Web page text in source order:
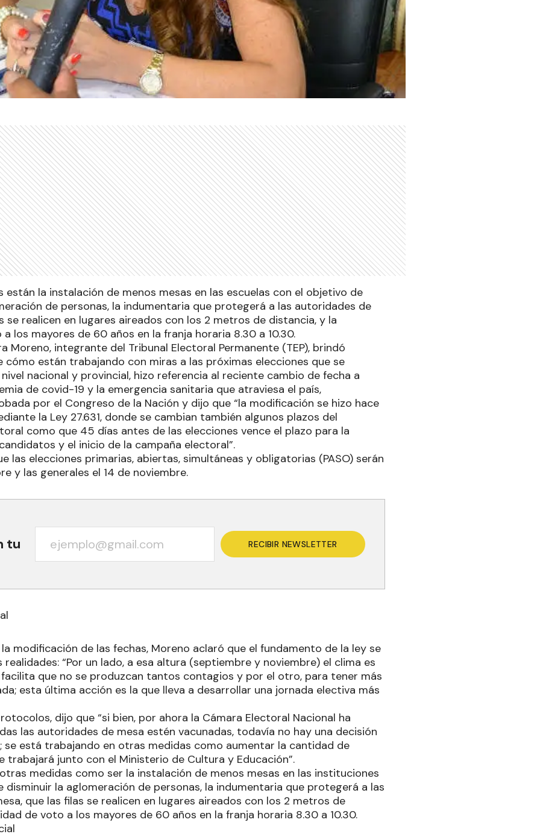
están la instalación de menos mesas en las escuelas con el objetivo de
de personas, la indumentaria que protegerá a las autoridades de
se realicen en lugares aireados con los 2 metros de distancia, y la
los mayores de 60 años en la franja horaria 8.30 a 10.30.
Moreno, integrante del Tribunal Electoral Permanente (TEP), brindó
cómo están trabajando con miras a las próximas elecciones que se
nacional y provincial, hizo referencia al reciente cambio de fecha a
de covid-19 y la emergencia sanitaria que atraviesa el país,
por el Congreso de la Nación y dijo que “la modificación se hizo hace
la Ley 27.631, donde se cambian también algunos plazos del
como que 45 días antes de las elecciones vence el plazo para la
y el inicio de la campaña electoral”.
las elecciones primarias, abiertas, simultáneas y obligatorias (PASO) serán
y las generales el 14 de noviembre.
tu RECIBIR NEWSLETTER
modificación de las fechas, Moreno aclaró que el fundamento de la ley se
realidades: “Por un lado, a esa altura (septiembre y noviembre) el clima es
que no se produzcan tantos contagios y por el otro, para tener más
esta última acción es la que lleva a desarrollar una jornada electiva más
dijo que “si bien, por ahora la Cámara Electoral Nacional ha
las autoridades de mesa estén vacunadas, todavía no hay una decisión
se está trabajando en otras medidas como aumentar la cantidad de
trabajará junto con el Ministerio de Cultura y Educación”.
medidas como ser la instalación de menos mesas en las instituciones
disminuir la aglomeración de personas, la indumentaria que protegerá a las
que las filas se realicen en lugares aireados con los 2 metros de
de voto a los mayores de 60 años en la franja horaria 8.30 a 10.30.